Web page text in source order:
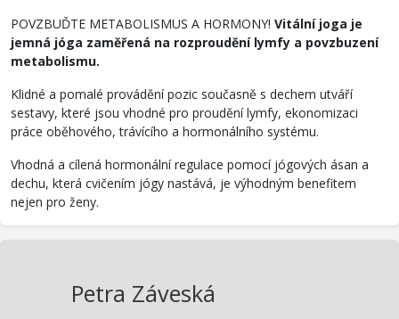
POVZBUĎTE METABOLISMUS A HORMONY! Vitální joga je
jemná jóga zaměřená na rozproudění lymfy a povzbuzení
metabolismu.
Klidné a pomalé provádění pozic současně s dechem utváří
sestavy, které jsou vhodné pro proudění lymfy, ekonomizaci
práce oběhového, trávícího a hormonálního systému.
Vhodná a cílená hormonální regulace pomocí jógových ásan a
dechu, která cvičením jógy nastává, je výhodným benefitem
nejen pro ženy.
Petra Záveská